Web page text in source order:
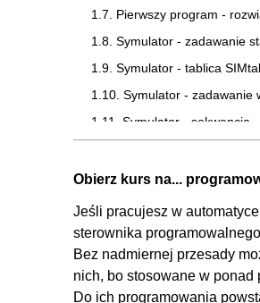
1.7. Pierwszy program -
1.8. Symulator - zadawanie
1.9. Symulator - tablica
1.10. Symulator - zadawanie
1.11. Symulator - sekwencja
1.13. Pierwszy program -
1.14. Jak działa PLC
1.15. Monitoring kodu
1.16. Modyfikacja kodu
1.17. Operacje bitowe
Obierz kurs na...
Jeśli pracujesz w
sterownika
Bez nadmiernej przesady
nich, bo stosowane w ponad
Do ich programowania